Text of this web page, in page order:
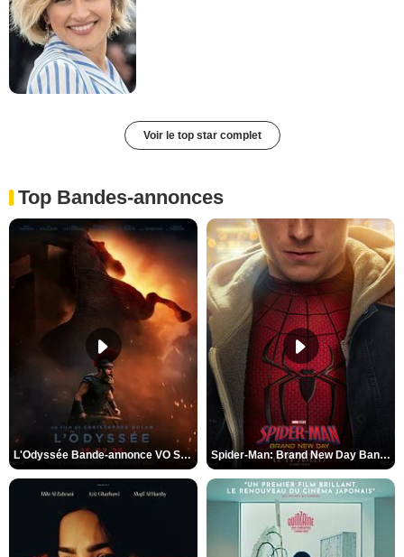
Voir le top star complet
Top Bandes-annonces
L'Odyssée Bande-annonce VO STFR Spider-Man: Brand New Day Bande-annonce VO STFR